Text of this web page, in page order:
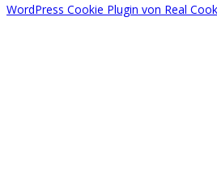
WordPress Cookie Plugin von Real